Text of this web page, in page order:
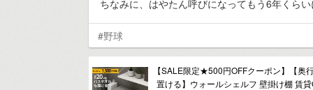
ちなみに、はやたん呼びになってもう6年く
#野球
【SALE限定★500円OFFクーポン】【奥
置ける】ウォールシェルフ 壁掛け棚 賃